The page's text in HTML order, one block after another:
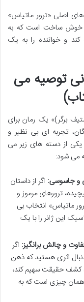
اصلی «ترور ماتیاس»
و خوش ساخت است که به
کند و خواننده را به یک
توصیه می
برگر)» یک رمان برای
تجربه ای بی نظیر و
از دسته های زیر می
می شود:
و جاسوسی: اگر از داستان
ترورهای مرموز و
ماتیاس» انتخاب بی
این ژانر را با یک
و چالش برانگیز: اگر
اثری هستید که ذهن
کشف حقیقت سهیم کند،
همان چیزی است که به